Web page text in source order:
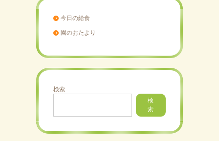
今日の給食
園のおたより
検索
検
索